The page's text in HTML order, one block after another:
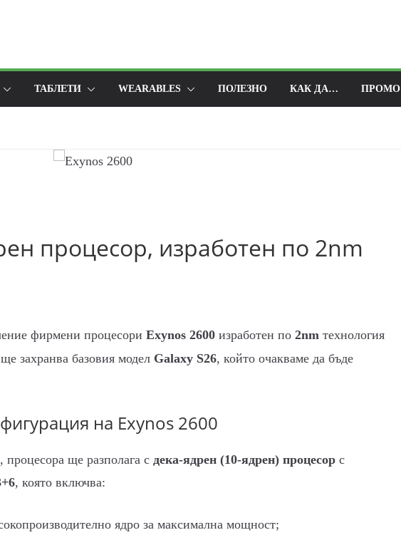
ТАБЛЕТИ WEARABLES ПОЛЕЗНО КАК ДА… ПРОМО
процесор, изработен по 2nm
фирмени процесори Exynos 2600 изработен по 2nm технология
захранва базовия модел Galaxy S26, който очакваме да бъде
на Exynos 2600
процесора ще разполага с дека-ядрен (10-ядрен) процесор с
, която включва:
ядро за максимална мощност;